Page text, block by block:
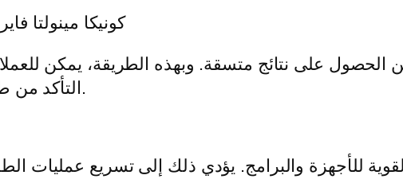
كونيكا مينولتا
التأكد من طباعة تصميماتهم الرسومية بالألوان المطلوبة.